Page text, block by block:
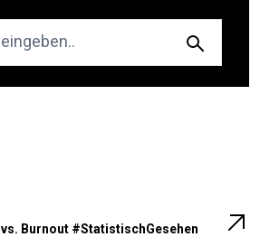
Burnout #StatistischGesehen